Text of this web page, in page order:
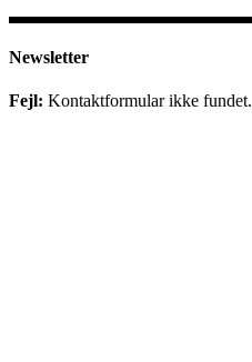
Newsletter
Fejl: Kontaktformular ikke fundet.